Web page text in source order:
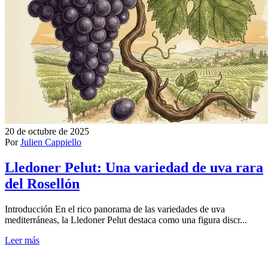
20 de octubre de 2025
Por Julien Cappiello
Lledoner Pelut: Una variedad de uva rara
del Rosellón
Introducción En el rico panorama de las variedades de uva
mediterráneas, la Lledoner Pelut destaca como una figura discr...
Leer más